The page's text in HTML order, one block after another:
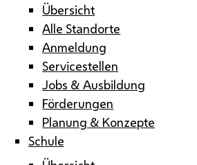
Übersicht
Alle Standorte
Anmeldung
Servicestellen
Jobs & Ausbildung
Förderungen
Planung & Konzepte
Schule